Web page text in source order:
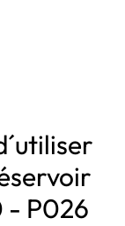
- P026